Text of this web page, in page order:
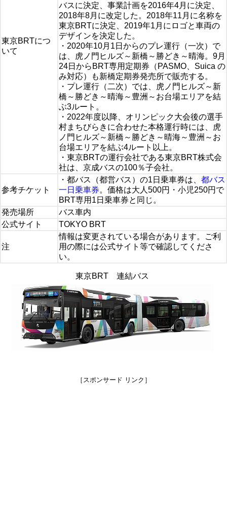
東京BRTにつ
いて
バスに決定、事業計画を2016年4月に決定、
2018年8月に改定した。2018年11月に名称を
東京BRTに決定、2019年1月にロゴと車両の
デザインを決定した。
・2020年10月1日からのプレ運行（一次）で
は、虎ノ門ヒルズ～新橋～勝どき～晴海。9月
24日からBRT専用定期券（PASMO、Suica の
み対応）も新橋定期券発売所で販売する。
・プレ運行（二次）では、虎ノ門ヒルズ～新
橋～勝どき～晴海～豊洲～お台場エリアを結
ぶ3ルート。
・2022年度以降、オリンピック大会後の選手
村まちびらきに合わせた本格運行時には、虎
ノ門ヒルズ～新橋～勝どき～晴海～豊洲～お
台場エリアを結ぶ4ルート以上。
・東京BRTの運行会社である東京BRT株式会
社は、京成バスの100％子会社。
参考チケット
・都バス（都営バス）の1日乗車券は、 都バス
一日乗車券。価格は大人500円・小児250円で
BRT専用1日乗車券と同じ。
発売場所
バス車内
公式サイト
TOKYO BRT
注
情報は変更されている場合があります。ご利
用の際には公式サイト等で確認してくださ
い。
東京BRT 連結バス
［スポンサード リンク］